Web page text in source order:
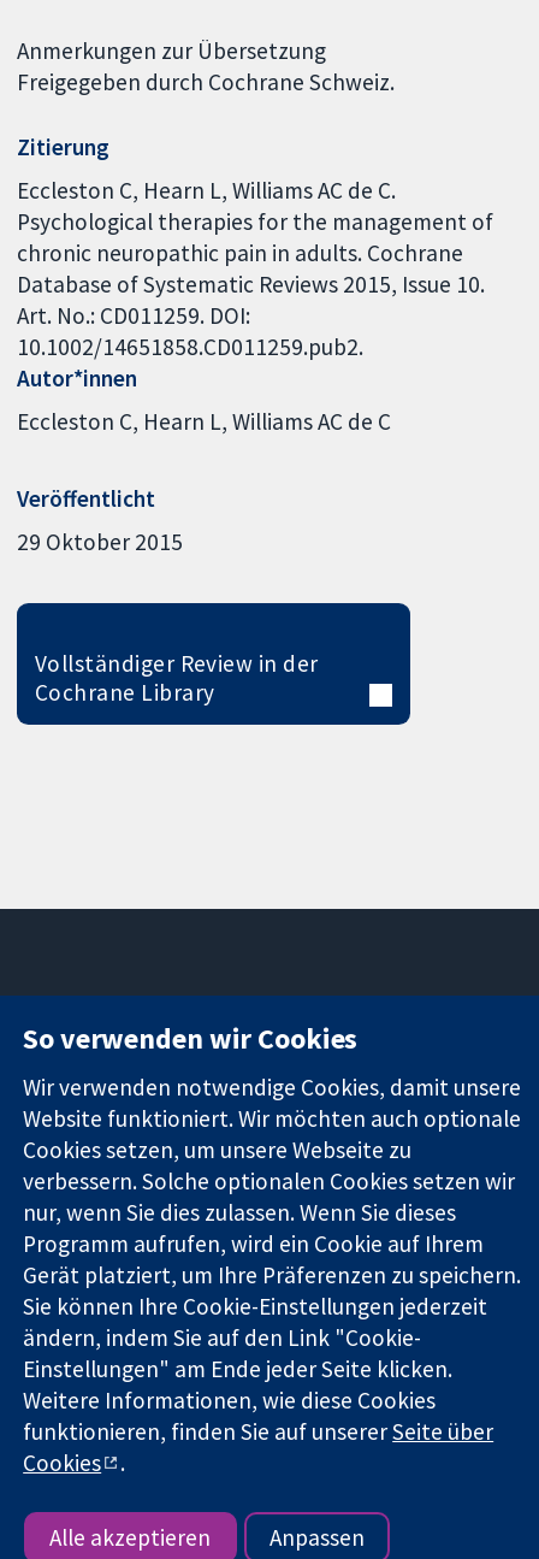
Anmerkungen zur Übersetzung
Freigegeben durch Cochrane Schweiz.
Zitierung
Eccleston C, Hearn L, Williams AC de C.
Psychological therapies for the management of
chronic neuropathic pain in adults. Cochrane
Database of Systematic Reviews 2015, Issue 10.
Art. No.: CD011259. DOI:
10.1002/14651858.CD011259.pub2.
Autor*innen
Eccleston C Hearn L Williams AC de C
Veröffentlicht
29 Oktober 2015
Vollständiger Review in der
Cochrane Library
Evidenz
Informierte
Entscheidungen
Bessere
Gesundheit
Square
W1G0AN
Vereinigtes
Königreich
Pressestelle
Über uns
Cochrane
Library
Die Cochrane Collaboration ist eine gemeinützige Organisation
(Nr. 1045921) und in England und in Wales als eine Gesellschaft
mit beschränkter Haftung (Nr. 03044323) registriert.
Umsatzsteuer-Identifikationsnummer GB 718 2127 49.
Copyright © 2026 The Cochrane Collaboration
Bedingungen für die Webseite
Haftungsausschluss|
Datenschutz| Cookie-Richtlinien
So verwenden wir Cookies
Wir verwenden notwendige Cookies, damit unsere
Website funktioniert. Wir möchten auch optionale
Cookies setzen, um unsere Webseite zu
verbessern. Solche optionalen Cookies setzen wir
nur, wenn Sie dies zulassen. Wenn Sie dieses
Programm aufrufen, wird ein Cookie auf Ihrem
Gerät platziert, um Ihre Präferenzen zu speichern.
Sie können Ihre Cookie-Einstellungen jederzeit
ändern, indem Sie auf den Link "Cookie-
Einstellungen" am Ende jeder Seite klicken.
Weitere Informationen, wie diese Cookies
funktionieren, finden Sie auf unsererSeite über
Cookies
.
Alle akzeptieren Anpassen